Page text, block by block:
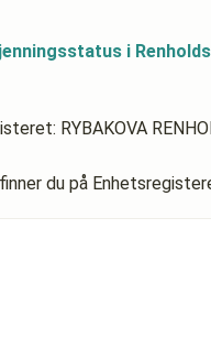
i
RYBAKOVA
du på